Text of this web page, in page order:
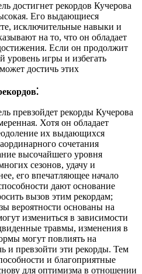
достигнет рекордов Кучерова
Его выдающиеся
исключительные навыки и
на то, что он обладает
Если он продолжит
уровень игры и избегать
достичь этих
превзойдет рекорды Кучерова
Хотя он обладает
их выдающихся
сочетания
высочайшего уровня
сезонов, удачу и
его впечатляющее начало
дают основание
вызов этим рекордам;
вероятности основаны на
измениться в зависимости
травмы, изменения в
могут повлиять на
и превзойти эти рекорды. Тем
и благоприятные
для оптимизма в отношении